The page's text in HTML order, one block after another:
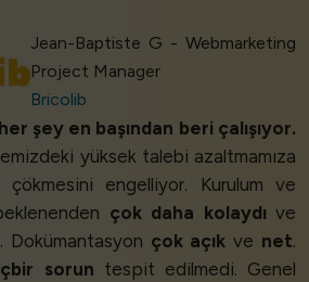
Jean-Baptiste G - Webmarketing
Project Manager
Bricolib
şey en başından beri çalışıyor.
yüksek talebi azaltmamıza
çökmesini engelliyor. Kurulum ve
çok daha kolaydı ve
. Dokümantasyon çok açık ve net.
sorun tespit edilmedi. Genel